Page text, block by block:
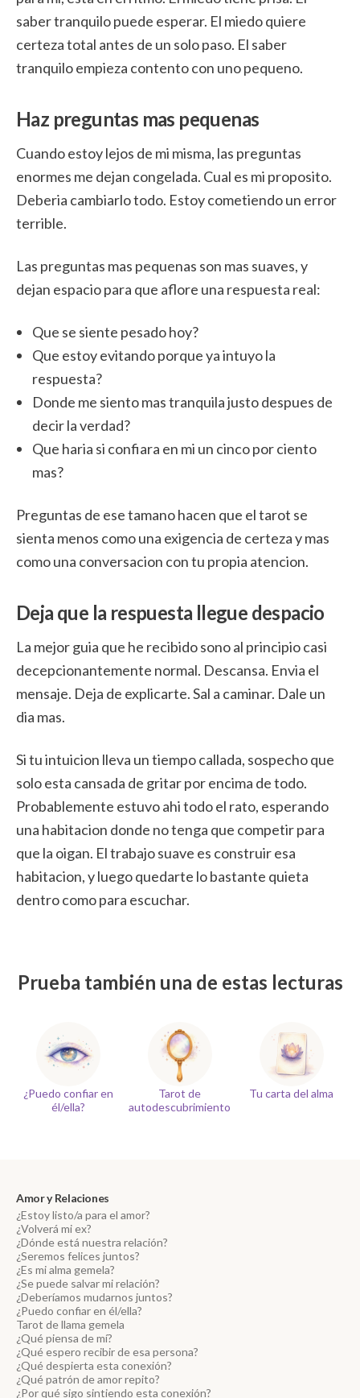
saber tranquilo puede esperar. El miedo quiere
certeza total antes de un solo paso. El saber
tranquilo empieza contento con uno pequeno.
Haz preguntas mas pequenas
Cuando estoy lejos de mi misma, las preguntas
enormes me dejan congelada. Cual es mi proposito.
Deberia cambiarlo todo. Estoy cometiendo un error
terrible.
Las preguntas mas pequenas son mas suaves, y
dejan espacio para que aflore una respuesta real:
Que se siente pesado hoy?
Que estoy evitando porque ya intuyo la
respuesta?
Donde me siento mas tranquila justo despues de
decir la verdad?
Que haria si confiara en mi un cinco por ciento
mas?
Preguntas de ese tamano hacen que el tarot se
sienta menos como una exigencia de certeza y mas
como una conversacion con tu propia atencion.
Deja que la respuesta llegue despacio
La mejor guia que he recibido sono al principio casi
decepcionantemente normal. Descansa. Envia el
mensaje. Deja de explicarte. Sal a caminar. Dale un
dia mas.
Si tu intuicion lleva un tiempo callada, sospecho que
solo esta cansada de gritar por encima de todo.
Probablemente estuvo ahi todo el rato, esperando
una habitacion donde no tenga que competir para
que la oigan. El trabajo suave es construir esa
habitacion, y luego quedarte lo bastante quieta
dentro como para escuchar.
Prueba también una de estas lecturas
¿Puedo confiar en
él/ella?
Tarot de
autodescubrimiento
Tu carta del alma
Amor y Relaciones
¿Estoy listo/a para el amor?
¿Volverá mi ex?
¿Dónde está nuestra relación?
¿Seremos felices juntos?
¿Es mi alma gemela?
¿Se puede salvar mi relación?
¿Deberíamos mudarnos juntos?
¿Puedo confiar en él/ella?
Tarot de llama gemela
¿Qué piensa de mí?
¿Qué espero recibir de esa persona?
¿Qué despierta esta conexión?
¿Qué patrón de amor repito?
¿Por qué sigo sintiendo esta conexión?